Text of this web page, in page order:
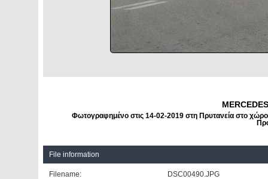
Φωτογραφημένο στις 14-02-2019 στη Πρυτανεία στο
File information
Filename:
DSC00490.JPG